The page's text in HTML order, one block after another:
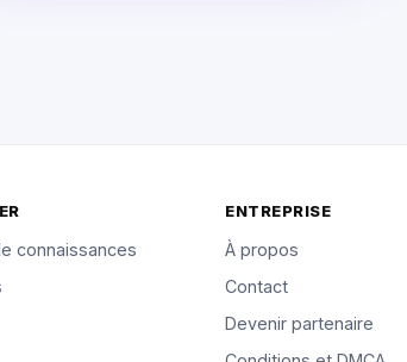
connaissances
ENTREPRISE
À propos
Contact
Devenir partenaire